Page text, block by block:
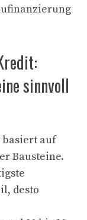
sinnvoll
basiert auf
Bausteine.
desto